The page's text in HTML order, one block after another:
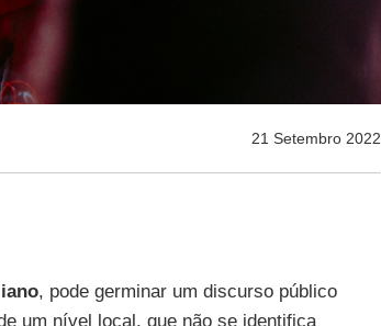
21 Setembro 2022
, pode germinar um discurso público
um nível local, que não se identifica